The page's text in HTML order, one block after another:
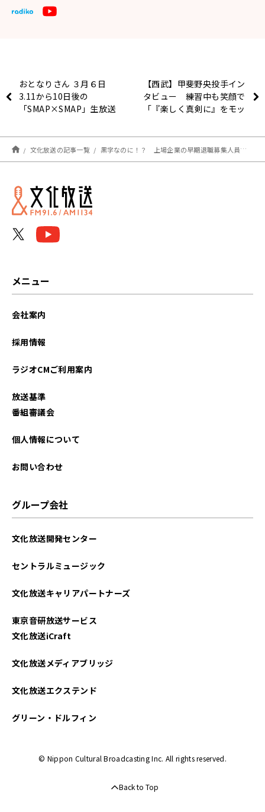
おとなりさん ３月６日
3.11から10日後の
「SMAP×SMAP」生放送
【西武】甲斐野央投手イン
タビュー 練習中も笑顔で
「『楽しく真剣に』をモッ
文化放送の記事一覧 黒字なのに！？ 上場企業の早期退職募集人員、2月時点で去年1年間を上回る！
メニュー
会社案内
採用情報
ラジオCMご利用案内
放送基準
番組審議会
個人情報について
お問い合わせ
グループ会社
文化放送開発センター
セントラルミュージック
文化放送キャリアパートナーズ
東京音研放送サービス
文化放送iCraft
文化放送メディアブリッジ
文化放送エクステンド
グリーン・ドルフィン
© Nippon Cultural Broadcasting Inc. All rights reserved.
Back to Top